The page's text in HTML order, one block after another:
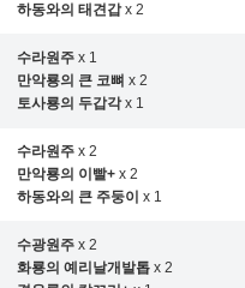
하동와의 태견갑x 2
수라원주 x 1
만악룡의 큰 코뼈 x 2
토사룡의 두갑각x 1
수라원주 x 2
만악룡의 이빨+ x 2
하동와의 큰 주둥이 x 1
수광원주 x 2
화룡의 예리날개발톱 x 2